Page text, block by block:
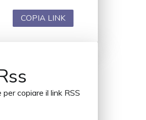
COPIA LINK
copiare il link RSS